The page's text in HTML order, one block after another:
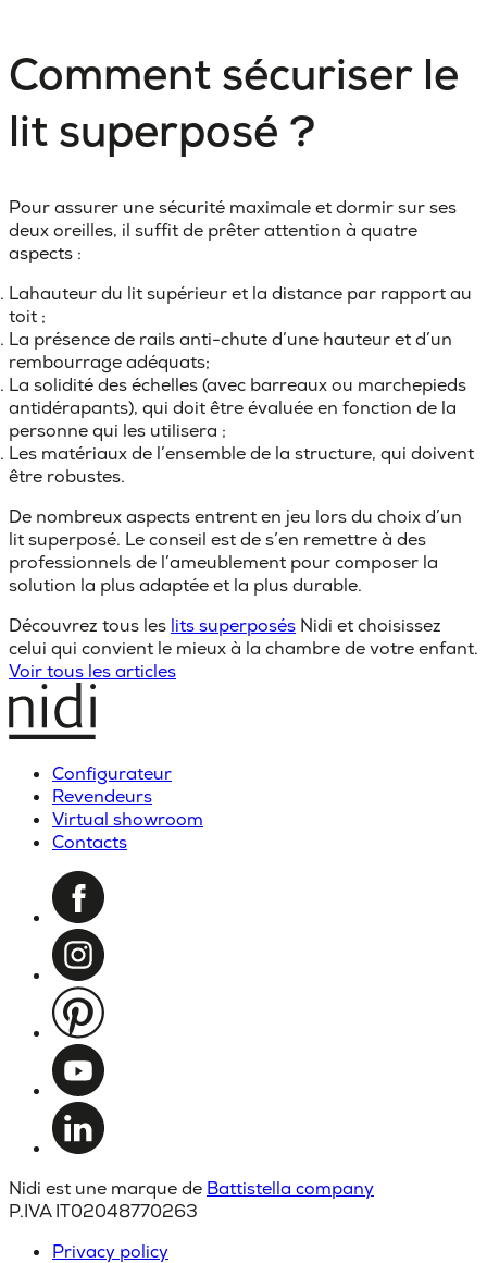
Comment sécuriser le
lit superposé ?
Pour assurer une sécurité maximale et dormir sur ses
deux oreilles, il suffit de prêter attention à quatre
aspects :
Lahauteur du lit supérieur et la distance par rapport au
toit ;
La présence de rails anti-chute d’une hauteur et d’un
rembourrage adéquats;
La solidité des échelles(avec barreaux ou marchepieds
antidérapants), qui doit être évaluée en fonction de la
personne qui les utilisera ;
Les matériaux de l’ensemble de la structure, qui doivent
être robustes.
De nombreux aspects entrent en jeu lors du choix d’un
lit superposé. Le conseil est de s’en remettre à des
professionnels de l’ameublement pour composer la
solution la plus adaptée et la plus durable.
Découvrez tous les lits superposés Nidi et choisissez
celui qui convient le mieux à la chambre de votre enfant.
Voir tous les articles
Configurateur
Revendeurs
Virtual showroom
Contacts
Nidi est une marque de Battistella company
P.IVA IT02048770263
Privacy policy